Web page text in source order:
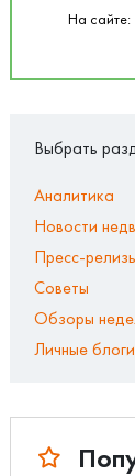
На сайте:
Выбрать
Аналитика
Новости
Пресс-
Советы
Обзоры
Личные блоги